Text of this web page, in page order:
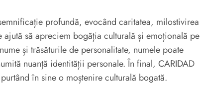
profundă, evocând caritatea, milostivirea
să apreciem bogăția culturală și emoțională pe
și trăsăturile de personalitate, numele poate
nuanță identității personale. În final, CARIDAD
în sine o moștenire culturală bogată.